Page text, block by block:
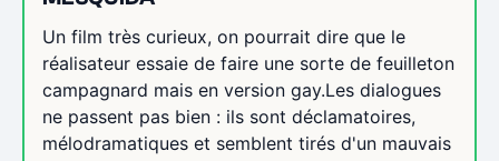
Un film très curieux, on pourrait dire que le
réalisateur essaie de faire une sorte de feuilleton
campagnard mais en version gay.Les dialogues
ne passent pas bien : ils sont déclamatoires,
mélodramatiques et semblent tirés d'un mauvais